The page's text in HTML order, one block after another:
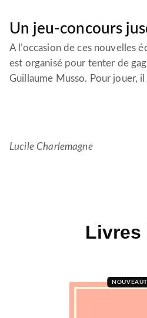
Un jeu-concours
A l’occasion de ces nouvelles
est organisé pour tenter de
Guillaume Musso. Pour jouer,
Lucile Charlemagne
Livres